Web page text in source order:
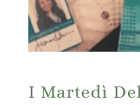
I Martedì